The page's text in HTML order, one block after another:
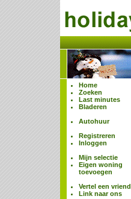
Home
Zoeken
Last minutes
Bladeren
Autohuur
Registreren
Inloggen
Mijn selectie
Eigen woning
toevoegen
Vertel een vriend
Link naar ons